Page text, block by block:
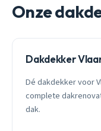
Onze
Dakdekker
Dé dakdekker voor
complete
dak.